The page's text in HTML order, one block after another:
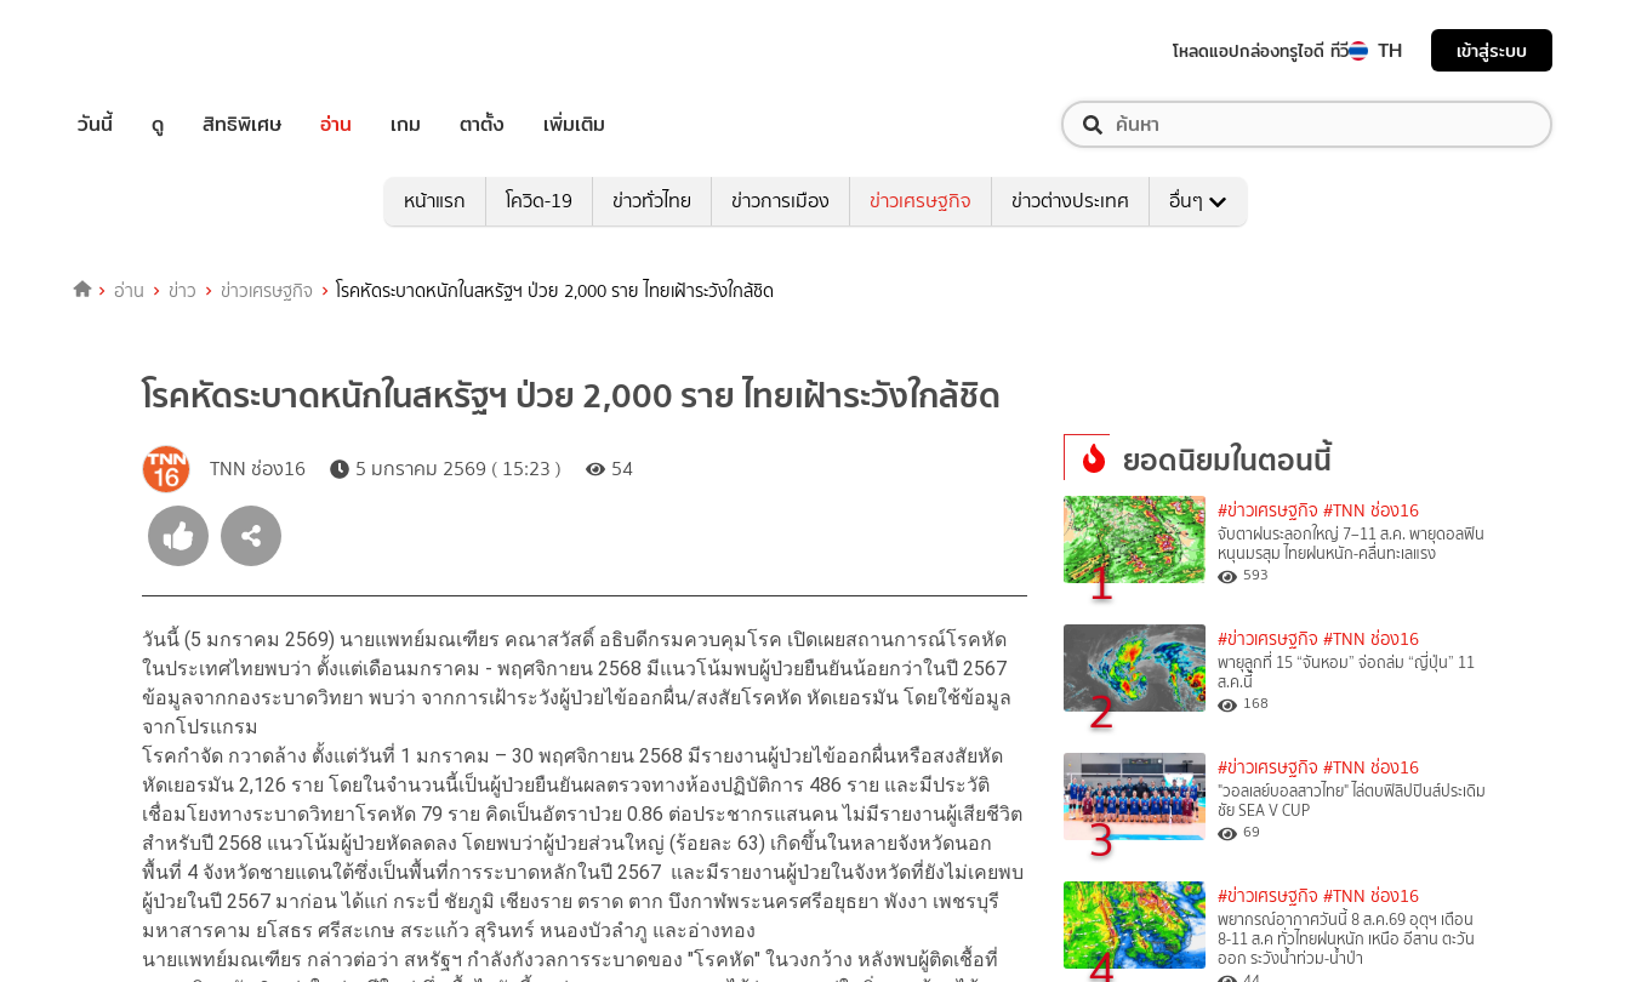
โหลดแอปกล่องทรูไอดี ทีวี TH เข้าสู่ระบบ
วันนี้ ดู สิทธิพิเศษ อ่าน เกม ตาตั้ง เพิ่มเติม
หน้าแรก โควิด-19 ข่าวทั่วไทย ข่าวการเมือง ข่าวเศรษฐกิจ ข่าวต่างประเทศ อื่นๆ
อ่าน ข่าว ข่าวเศรษฐกิจ โรคหัดระบาดหนักในสหรัฐฯ ป่วย 2,000 ราย ไทยเฝ้าระวังใกล้ชิด
โรคหัดระบาดหนักในสหรัฐฯ ป่วย 2,000 ราย ไทยเฝ้าระวังใกล้ชิด
TNN ช่อง16 5 มกราคม 2569 ( 15:23 ) 54
วันนี้ (5 มกราคม 2569) นายแพทย์มณเฑียร คณาสวัสดิ์ อธิบดีกรมควบคุมโรค เปิดเผยสถานการณ์โรคหัด
ในประเทศไทยพบว่า ตั้งแต่เดือนมกราคม - พฤศจิกายน 2568 มีแนวโน้มพบผู้ป่วยยืนยันน้อยกว่าในปี 2567
ข้อมูลจากกองระบาดวิทยา พบว่า จากการเฝ้าระวังผู้ป่วยไข้ออกผื่น/สงสัยโรคหัด หัดเยอรมัน โดยใช้ข้อมูล
จากโปรแกรม
โรคกำจัด กวาดล้าง ตั้งแต่วันที่ 1 มกราคม – 30 พฤศจิกายน 2568 มีรายงานผู้ป่วยไข้ออกผื่นหรือสงสัยหัด
หัดเยอรมัน 2,126 ราย โดยในจำนวนนี้เป็นผู้ป่วยยืนยันผลตรวจทางห้องปฏิบัติการ 486 ราย และมีประวัติ
เชื่อมโยงทางระบาดวิทยาโรคหัด 79 ราย คิดเป็นอัตราป่วย 0.86 ต่อประชากรแสนคน ไม่มีรายงานผู้เสียชีวิต
สำหรับปี 2568 แนวโน้มผู้ป่วยหัดลดลง โดยพบว่าผู้ป่วยส่วนใหญ่ (ร้อยละ 63) เกิดขึ้นในหลายจังหวัดนอก
พื้นที่ 4 จังหวัดชายแดนใต้ซึ่งเป็นพื้นที่การระบาดหลักในปี 2567 และมีรายงานผู้ป่วยในจังหวัดที่ยังไม่เคยพบ
ผู้ป่วยในปี 2567 มาก่อน ได้แก่ กระบี่ ชัยภูมิ เชียงราย ตราด ตาก บึงกาฬพระนครศรีอยุธยา พังงา เพชรบุรี
มหาสารคาม ยโสธร ศรีสะเกษ สระแก้ว สุรินทร์ หนองบัวลำภู และอ่างทอง
นายแพทย์มณเฑียร กล่าวต่อว่า สหรัฐฯ กำลังกังวลการระบาดของ "โรคหัด" ในวงกว้าง หลังพบผู้ติดเชื้อที่
ยอดนิยมในตอนนี้
1
#ข่าวเศรษฐกิจ #TNN ช่อง16
จับตาฝนระลอกใหญ่ 7–11 ส.ค. พายุดอลฟิน
หนุนมรสุม ไทยฝนหนัก-คลื่นทะเลแรง
593
2
#ข่าวเศรษฐกิจ #TNN ช่อง16
พายุลูกที่ 15 “จันหอม” จ่อถล่ม “ญี่ปุ่น” 11
ส.ค.นี้
168
3
#ข่าวเศรษฐกิจ #TNN ช่อง16
"วอลเลย์บอลสาวไทย" ไล่ตบฟิลิปปินส์ประเดิม
ชัย SEA V CUP
69
#ข่าวเศรษฐกิจ #TNN ช่อง16
พยากรณ์อากาศวันนี้ 8 ส.ค.69 อุตุฯ เตือน
8-11 ส.ค ทั่วไทยฝนหนัก เหนือ อีสาน ตะวัน
ออก ระวังน้ำท่วม-น้ำป่า